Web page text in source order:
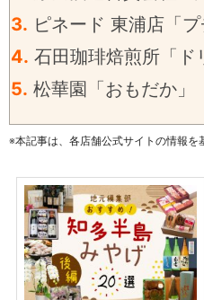
3. ピネード 東浦店「プ
4. 石田珈琲焙煎所「ド
5. 松華園「おもだか」
※本記事は、各店舗公式サイトの情報を